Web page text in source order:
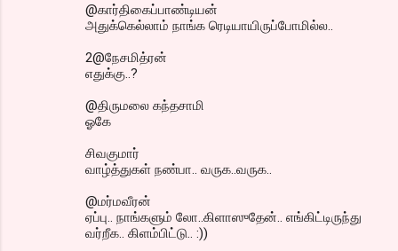
@கார்திகைப்பாண்டியன்
அதுக்கெல்லாம் நாங்க ரெடியாயிருப்போமில்ல..
2@நேசமித்ரன்
எதுக்கு..?
@திருமலை கந்தசாமி
ஓகே
சிவகுமார்
வாழ்த்துகள் நண்பா.. வருக..வருக..
@மர்மவீரன்
ஏப்பு.. நாங்களும் லோ..கிளாஸுதேன்.. எங்கிட்டிருந்து
வர்றீக.. கிளம்பிட்டு.. :))